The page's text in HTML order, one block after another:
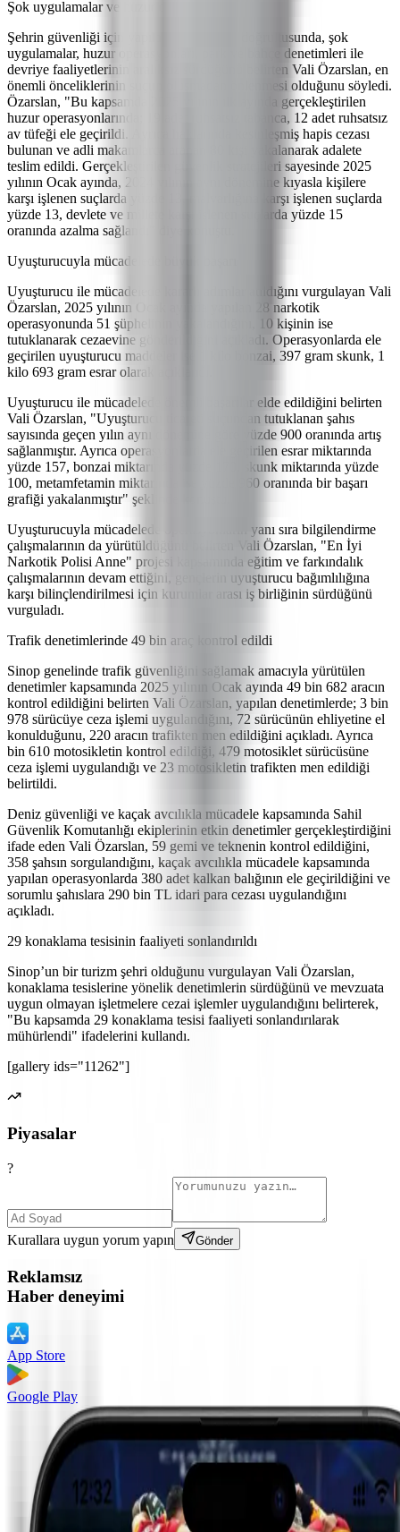
Şok uygulamalar ve huzur operasyonları
Şehrin güvenliği için yapılan planlamalar doğrultusunda, şok
uygulamalar, huzur operasyonları, park ve bahçe denetimleri ile
devriye faaliyetlerinin aralıksız sürdüğünü belirten Vali Özarslan, en
önemli önceliklerinin suçun oluşmadan önlenmesi olduğunu söyledi.
Özarslan, "Bu kapsamda 2025 yılının ilk ayında gerçekleştirilen
huzur operasyonlarında; 19 adet ruhsatsız tabanca, 12 adet ruhsatsız
av tüfeği ele geçirildi. Ayrıca haklarında kesinleşmiş hapis cezası
bulunan ve adli makamlarca aranan 80 kişi yakalanarak adalete
teslim edildi. Gerçekleştirilen güvenlik stratejileri sayesinde 2025
yılının Ocak ayında, 2024 yılının aynı dönemine kıyasla kişilere
karşı işlenen suçlarda yüzde 13, malvarlığına karşı işlenen suçlarda
yüzde 13, devlete ve millete karşı işlenen suçlarda yüzde 15
oranında azalma sağlandı" diye konuştu.
Uyuşturucuyla mücadelede büyük başarı
Uyuşturucu ile mücadelede kararlı adımlar atıldığını vurgulayan Vali
Özarslan, 2025 yılının Ocak ayında yapılan 28 narkotik
operasyonunda 51 şüphelinin yakalandığını, 10 kişinin ise
tutuklanarak cezaevine gönderildiğini açıkladı. Operasyonlarda ele
geçirilen uyuşturucu maddeler ise 1 kilo bonzai, 397 gram skunk, 1
kilo 693 gram esrar olarak açıklandı.
Uyuşturucu ile mücadelede önemli başarılar elde edildiğini belirten
Vali Özarslan, "Uyuşturucu ticareti suçundan tutuklanan şahıs
sayısında geçen yılın aynı dönemine göre yüzde 900 oranında artış
sağlanmıştır. Ayrıca operasyonlarda ele geçirilen esrar miktarında
yüzde 157, bonzai miktarında yüzde 170, skunk miktarında yüzde
100, metamfetamin miktarında ise yüzde 960 oranında bir başarı
grafiği yakalanmıştır" şeklinde konuştu.
Uyuşturucuyla mücadelede operasyonların yanı sıra bilgilendirme
çalışmalarının da yürütüldüğünü belirten Vali Özarslan, "En İyi
Narkotik Polisi Anne" projesi kapsamında eğitim ve farkındalık
çalışmalarının devam ettiğini, gençlerin uyuşturucu bağımlılığına
karşı bilinçlendirilmesi için kurumlar arası iş birliğinin sürdüğünü
vurguladı.
Trafik denetimlerinde 49 bin araç kontrol edildi
Sinop genelinde trafik güvenliğini sağlamak amacıyla yürütülen
denetimler kapsamında 2025 yılının Ocak ayında 49 bin 682 aracın
kontrol edildiğini belirten Vali Özarslan, yapılan denetimlerde; 3 bin
978 sürücüye ceza işlemi uygulandığını, 72 sürücünün ehliyetine el
konulduğunu, 220 aracın trafikten men edildiğini açıkladı. Ayrıca
bin 610 motosikletin kontrol edildiği, 479 motosiklet sürücüsüne
ceza işlemi uygulandığı ve 23 motosikletin trafikten men edildiği
belirtildi.
Deniz güvenliği ve kaçak avcılıkla mücadele kapsamında Sahil
Güvenlik Komutanlığı ekiplerinin etkin denetimler gerçekleştirdiğini
ifade eden Vali Özarslan, 59 gemi ve teknenin kontrol edildiğini,
358 şahsın sorgulandığını, kaçak avcılıkla mücadele kapsamında
yapılan operasyonlarda 380 adet kalkan balığının ele geçirildiğini ve
sorumlu şahıslara 290 bin TL idari para cezası uygulandığını
açıkladı.
29 konaklama tesisinin faaliyeti sonlandırıldı
Sinop’un bir turizm şehri olduğunu vurgulayan Vali Özarslan,
konaklama tesislerine yönelik denetimlerin sürdüğünü ve mevzuata
uygun olmayan işletmelere cezai işlemler uygulandığını belirterek,
"Bu kapsamda 29 konaklama tesisi faaliyeti sonlandırılarak
mühürlendi" ifadelerini kullandı.
[gallery ids="11262"]
Piyasalar
?
Kurallara uygun yorum yapın Gönder
Reklamsız
Haber deneyimi
App Store
Google Play